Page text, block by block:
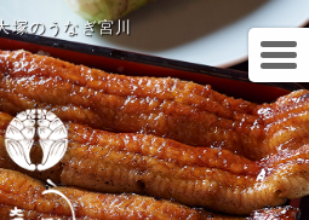
塚のうなぎ宮川